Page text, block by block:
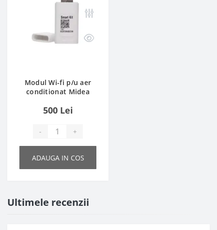
Modul Wi-fi p/u aer
conditionat Midea
500 Lei
- +
ADAUGA IN COS
Ultimele recenzii